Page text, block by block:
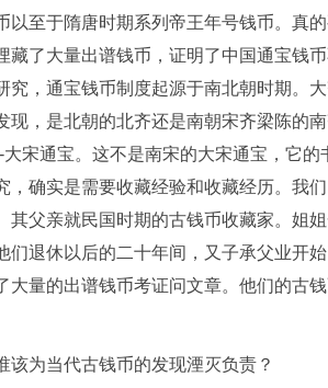
以至于隋唐时期系列帝王年号钱币。真
藏了大量出谱钱币，证明了中国通宝钱
究，通宝钱币制度起源于南北朝时期。
现，是北朝的北齐还是南朝宋齐梁陈的
大宋通宝。这不是南宋的大宋通宝，它
，确实是需要收藏经验和收藏经历。我
其父亲就民国时期的古钱币收藏家。姐
们退休以后的二十年间，又子承父业开
大量的出谱钱币考证问文章。他们的古
该为当代古钱币的发现湮灭负责？